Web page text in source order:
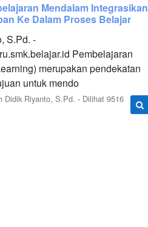
Mendalam Integrasikan
Ke Dalam Proses Belajar
S.Pd. -
Pembelajaran
merupakan pendekatan
untuk mendo
Didik Riyanto, S.Pd. - Dilihat 9516